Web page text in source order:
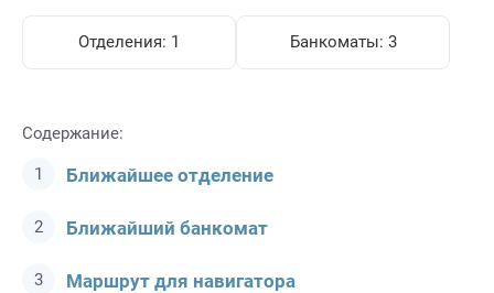
Отделения: 1 Банкоматы: 3
Содержание:
Ближайшее отделение
Ближайший банкомат
Маршрут для навигатора